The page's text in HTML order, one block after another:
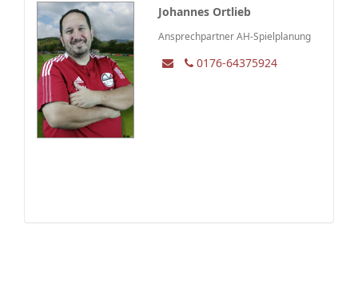
Johannes Ortlieb
Ansprechpartner AH-Spielplanung
0176-64375924